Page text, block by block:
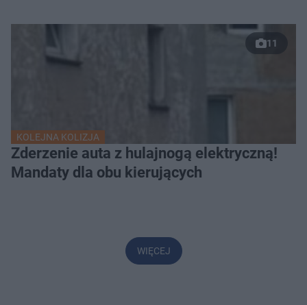
11
KOLEJNA KOLIZJA
Zderzenie auta z hulajnogą elektryczną!
Mandaty dla obu kierujących
WIĘCEJ